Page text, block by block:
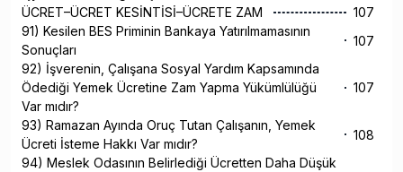
ÜCRET–ÜCRET KESİNTİSİ–ÜCRETE ZAM
107
91) Kesilen BES Priminin Bankaya Yatırılmamasının
Sonuçları
107
92) İşverenin, Çalışana Sosyal Yardım Kapsamında
Ödediği Yemek Ücretine Zam Yapma Yükümlülüğü
Var mıdır?
107
93) Ramazan Ayında Oruç Tutan Çalışanın, Yemek
Ücreti İsteme Hakkı Var mıdır?
108
94) Meslek Odasının Belirlediği Ücretten Daha Düşük